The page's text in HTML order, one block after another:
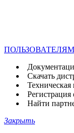
ПОЛЬЗОВАТЕЛЯМ
Скачать
Техническая
Регистрация
Найти
Закрыть